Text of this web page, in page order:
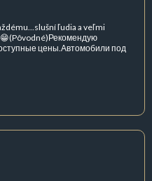
ľudia a veľmi
цены.Автомобили под